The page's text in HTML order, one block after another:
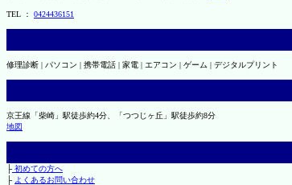
TEL ： 0424436151
修理診断 | パソコン | 携帯電話 | 家電 | エアコン | ゲーム | デジタルプリント
京王線「柴崎」駅徒歩約4分、「つつじヶ丘」駅徒歩約8分
地図
├初めての方へ
├ よくあるお問い合わせ